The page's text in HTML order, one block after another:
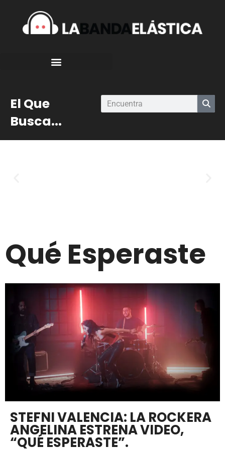
El Que
Busca...
Qué Esperaste
STEFNI VALENCIA: LA ROCKERA
ANGELINA ESTRENA VIDEO,
“QUÉ ESPERASTE”.